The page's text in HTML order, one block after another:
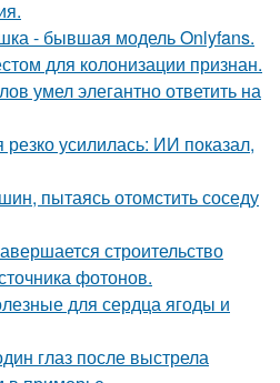
- бывшая модель Onlyfans.
для колонизации признан.
умел элегантно ответить на
усилилась: ИИ показал,
пытаясь отомстить соседу
строительство
фотонов.
для сердца ягоды и
глаз после выстрела